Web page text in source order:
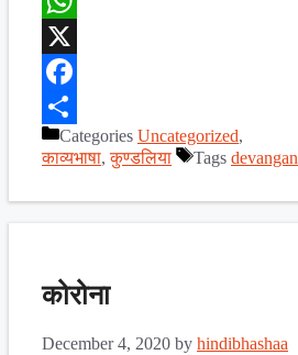
WhatsApp
X
Facebook
ShareCategories Uncategorized,
काव्यभाषा,कुण्डलिया Tags devangan
कोरोना
December 4, 2020 by hindibhashaa